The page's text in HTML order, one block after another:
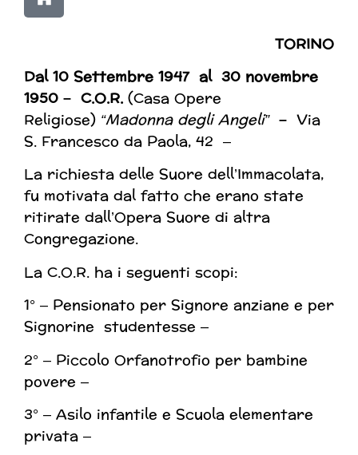
TORINO
Dal 10 Settembre1947 al 30 novembre
1950 – C.O.R.(Casa Opere
Religiose) “Madonna degli Angeli”– Via
S. Francesco da Paola, 42 –
La richiesta delle Suore dell’Immacolata,
fu motivata dal fatto che erano state
ritirate dall’Opera Suore di altra
Congregazione.
La C.O.R. ha i seguenti scopi:
1° – Pensionato per Signore anziane e per
Signorine studentesse –
2° – Piccolo Orfanotrofio per bambine
povere –
3° – Asilo infantile e Scuola elementare
privata –